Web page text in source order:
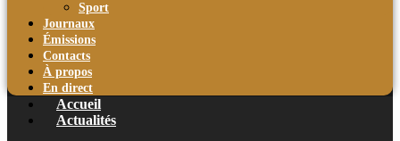
Sport
Journaux
Émissions
Contacts
À propos
En direct
Accueil
Actualités